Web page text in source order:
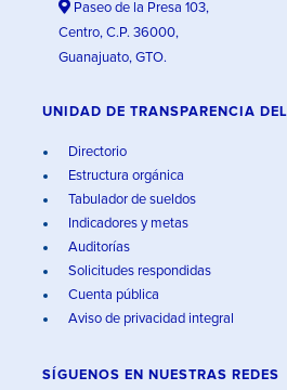
Paseo de la Presa 103,
Centro, C.P. 36000,
Guanajuato, GTO.
UNIDAD DE TRANSPARENCIA
Directorio
Estructura orgánica
Tabulador de sueldos
Indicadores y metas
Auditorías
Solicitudes respondidas
Cuenta pública
Aviso de privacidad integral
SÍGUENOS EN NUESTRAS REDES